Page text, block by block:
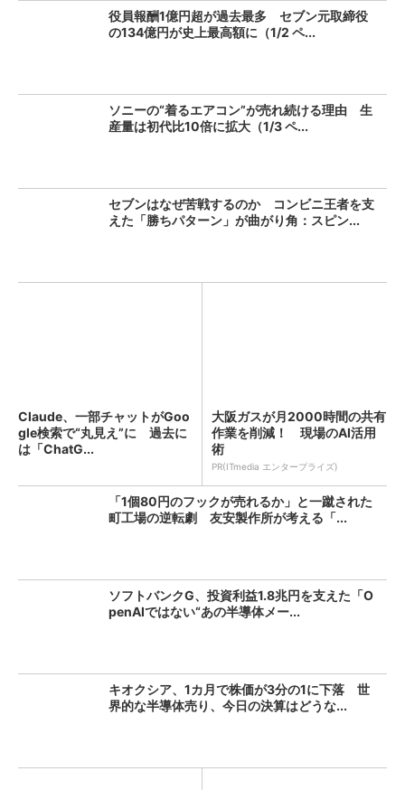
役員報酬1億円超が過去最多 セブン元取締役
の134億円が史上最高額に（1/2 ペ...
ソニーの“着るエアコン”が売れ続ける理由 生
産量は初代比10倍に拡大（1/3 ペ...
セブンはなぜ苦戦するのか コンビニ王者を支
えた「勝ちパターン」が曲がり角：スピン...
Claude、一部チャットがGoo
gle検索で“丸見え”に 過去に
は「ChatG...
大阪ガスが月2000時間の共有
作業を削減！ 現場のAI活用
術
PR(ITmedia エンタープライズ)
「1個80円のフックが売れるか」と一蹴された
町工場の逆転劇 友安製作所が考える「...
ソフトバンクG、投資利益1.8兆円を支えた「O
penAIではない“あの半導体メー...
キオクシア、1カ月で株価が3分の1に下落 世
界的な半導体売り、今日の決算はどうな...